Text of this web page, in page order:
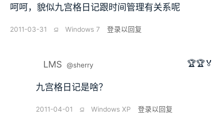
呵呵，貌似九宫格日记跟时间管理有关系呢
2011-03-31 ⫑ Windows 7 登录以回复
LMS @sherry 🏆🏆🏅
九宫格日记是啥？
2011-04-01 ⫑ Windows XP 登录以回复